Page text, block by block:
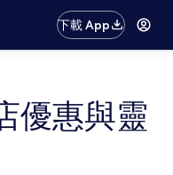
下載 App
優惠與靈